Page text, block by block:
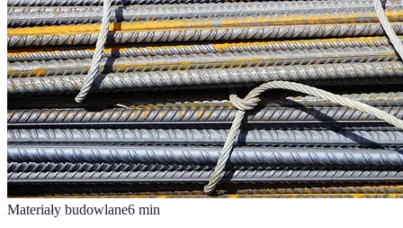
Materiały budowlane6 min